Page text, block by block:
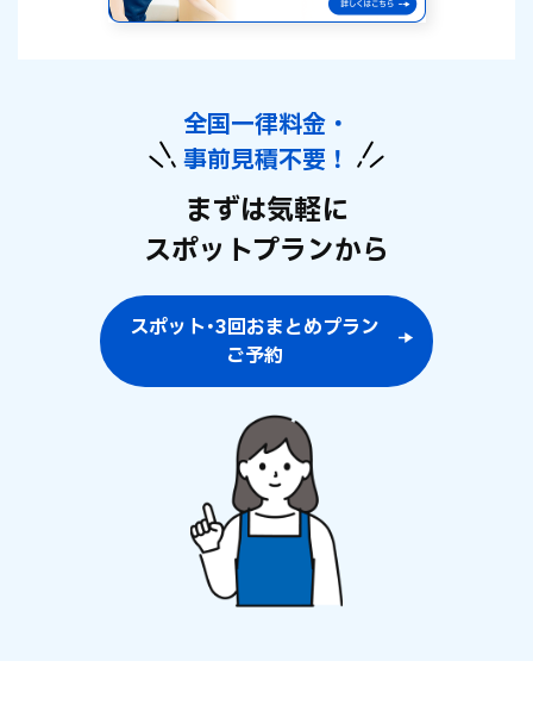
全国一律料金・
事前見積不要！
まずは気軽に
スポットプランから
スポット･3回おまとめプラン
ご予約